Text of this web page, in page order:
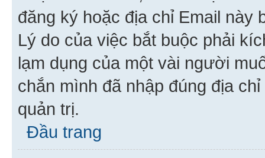
đăng ký hoặc địa chỉ Email này
Lý do của việc bắt buộc phải
lạm dụng của một vài người
chắn mình đã nhập đúng địa
quản trị.
Đầu trang